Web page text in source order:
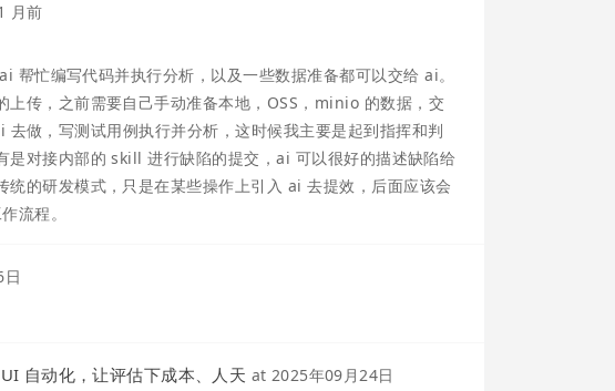
月前
帮忙编写代码并执行分析，以及一些数据准备都可以交给 ai。
上传，之前需要自己手动准备本地，OSS，minio 的数据，交
做，写测试用例执行并分析，这时候我主要是起到指挥和判
是对接内部的 skill 进行缺陷的提交，ai 可以很好的描述缺陷给
的研发模式，只是在某些操作上引入 ai 去提效，后面应该会
流程。
自动化，让评估下成本、人天 at 2025年09月24日